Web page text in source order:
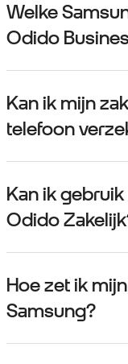
Welke
Odido
Kan ik mijn
telefoon
Kan ik
Odido
Hoe zet ik
Samsung?